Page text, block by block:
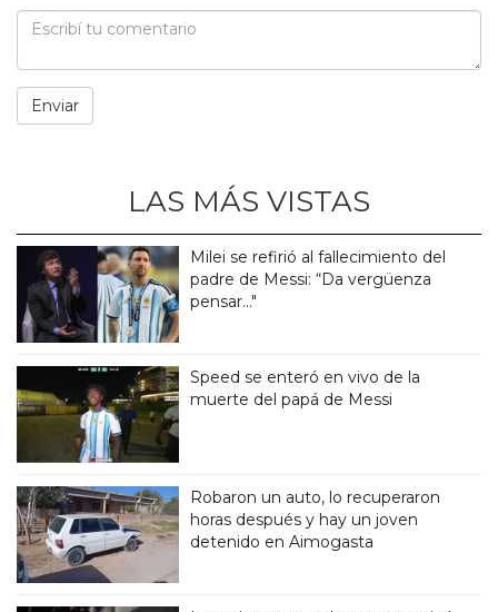
LAS MÁS VISTAS
Milei se refirió al fallecimiento del
padre de Messi: “Da vergüenza
pensar..."
Speed se enteró en vivo de la
muerte del papá de Messi
Robaron un auto, lo recuperaron
horas después y hay un joven
detenido en Aimogasta